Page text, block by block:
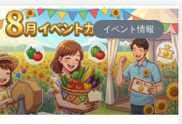
イベント情報